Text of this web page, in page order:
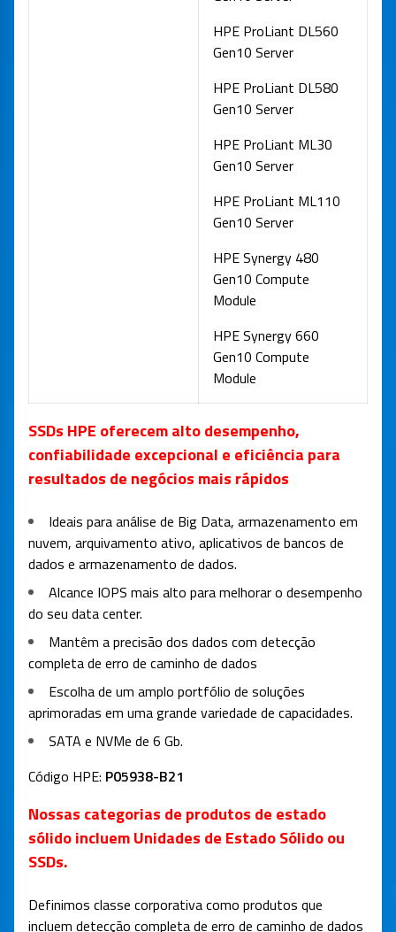
HPE ProLiant DL560
Gen10 Server
HPE ProLiant DL580
Gen10 Server
HPE ProLiant ML30
Gen10 Server
HPE ProLiant ML110
Gen10 Server
HPE Synergy 480
Gen10 Compute
Module
HPE Synergy 660
Gen10 Compute
Module
SSDs HPE oferecem alto desempenho,
confiabilidade excepcional e eficiência para
resultados de negócios mais rápidos
Ideais para análise de Big Data, armazenamento em
nuvem, arquivamento ativo, aplicativos de bancos de
dados e armazenamento de dados.
Alcance IOPS mais alto para melhorar o desempenho
do seu data center.
Mantêm a precisão dos dados com detecção
completa de erro de caminho de dados
Escolha de um amplo portfólio de soluções
aprimoradas em uma grande variedade de capacidades.
SATA e NVMe de 6 Gb.
Código HPE: P05938-B21
Nossas categorias de produtos de estado
sólido incluem Unidades de Estado Sólido ou
SSDs.
Definimos classe corporativa como produtos que
incluem detecção completa de erro de caminho de dados